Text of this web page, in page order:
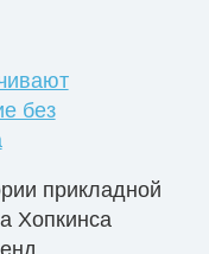
без
прикладной
Хопкинса